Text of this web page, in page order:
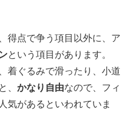
得点で争う項目以外に、ア
という項目があります。
着ぐるみで滑ったり、小道
かなり自由なので、フィ
気があるといわれていま